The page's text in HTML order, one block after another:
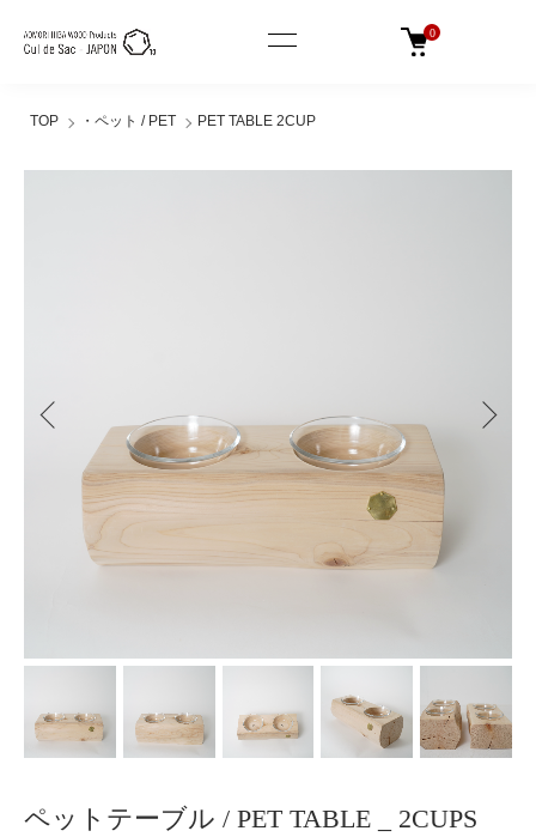
0
TOP ・ペット / PET PET TABLE 2CUP
ペットテーブル / PET TABLE _ 2CUPS